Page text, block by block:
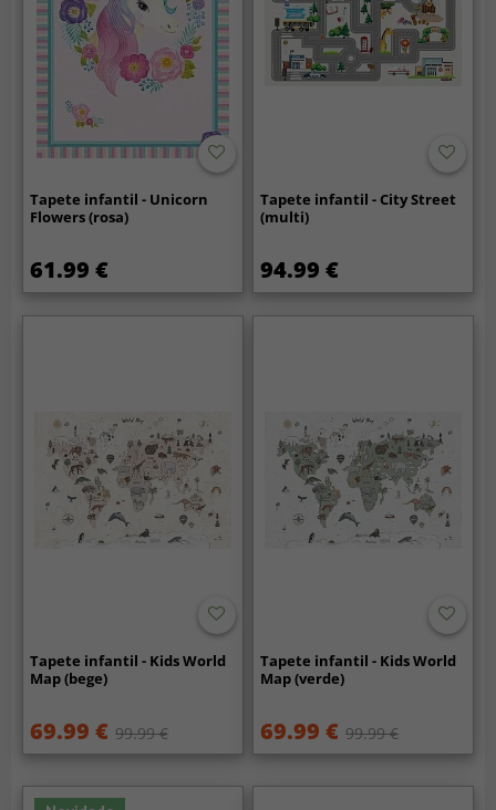
Tapete infantil - Unicorn
Flowers (rosa)
61.99 €
Tapete infantil - City Street
(multi)
94.99 €
Tapete infantil - Kids World
Map (bege)
69.99 € 99.99 €
Tapete infantil - Kids World
Map (verde)
69.99 € 99.99 €